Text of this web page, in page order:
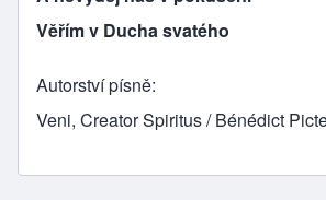
Věřím v Ducha svatého
Autorství písně
Veni, Creator Spiritus / Bénédict